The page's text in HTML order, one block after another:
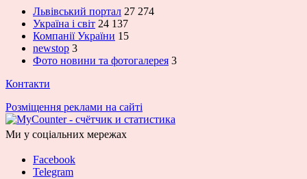
Львівський портал 27 274
Україна і світ 24 137
Компанії України 15
newstop 3
Фото новини та фотогалерея 3
Контакти
Розміщення реклами на сайті
Ми у соціальних мережах
Facebook
Telegram